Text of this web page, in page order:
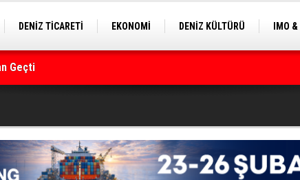
DENİZ TİCARETİ EKONOMİ DENİZ KÜLTÜRÜ
IMO
Geçti